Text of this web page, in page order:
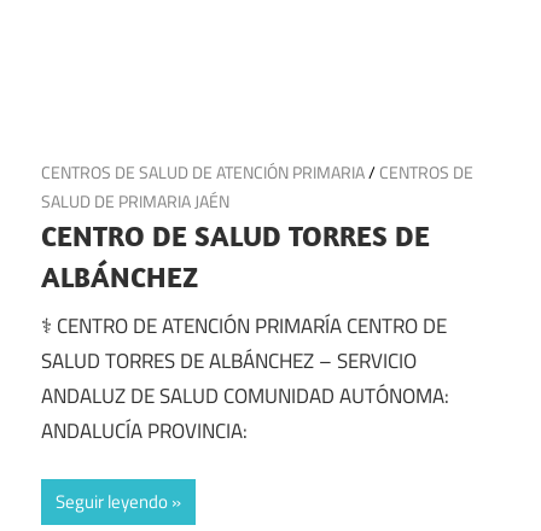
6 de junio de 2025
CENTROS DE SALUD DE ATENCIÓN PRIMARIA/CENTROS DE
SALUD DE PRIMARIA JAÉN
CENTRO DE SALUD TORRES DE
ALBÁNCHEZ
⚕️ CENTRO DE ATENCIÓN PRIMARÍA CENTRO DE
SALUD TORRES DE ALBÁNCHEZ – SERVICIO
ANDALUZ DE SALUD COMUNIDAD AUTÓNOMA:
ANDALUCÍA PROVINCIA:
Seguir leyendo